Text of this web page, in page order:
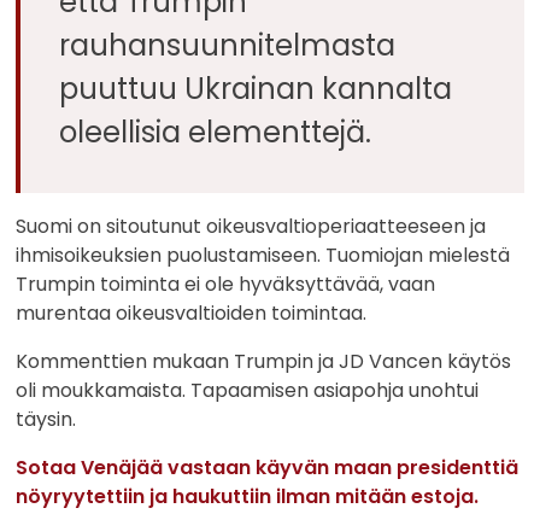
rauhansuunnitelmasta
puuttuu Ukrainan kannalta
oleellisia elementtejä.
Suomi on sitoutunut oikeusvaltioperiaatteeseen ja
ihmisoikeuksien puolustamiseen. Tuomiojan mielestä
Trumpin toiminta ei ole hyväksyttävää, vaan
murentaa oikeusvaltioiden toimintaa.
Kommenttien mukaan Trumpin ja JD Vancen käytös
oli moukkamaista. Tapaamisen asiapohja unohtui
täysin.
Sotaa Venäjää vastaan käyvän maan presidenttiä
nöyryytettiin ja haukuttiin ilman mitään estoja.